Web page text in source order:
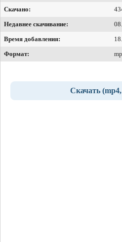
Скачано:
Недавнее скачивание:
Время добавления:
Формат:
Скачать